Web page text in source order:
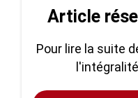
Article
Pour lire la suite